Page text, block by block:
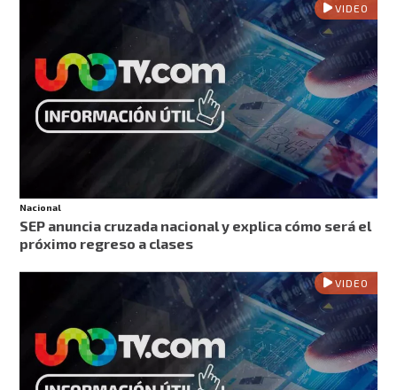
VIDEO
Nacional
SEP anuncia cruzada nacional y explica cómo será el
próximo regreso a clases
VIDEO